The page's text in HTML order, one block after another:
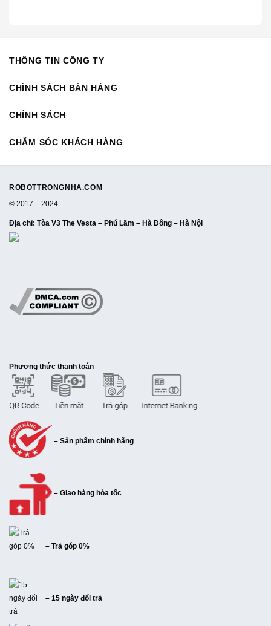
THÔNG TIN CÔNG TY
CHÍNH SÁCH BÁN HÀNG
CHÍNH SÁCH
CHĂM SÓC KHÁCH HÀNG
ROBOTTRONGNHA.COM
© 2017 – 2024
Địa chỉ: Tòa V3 The Vesta – Phú Lãm – Hà Đông – Hà Nội
Phương thức thanh toán
– Sản phẩm chính hãng
– Giao hàng hỏa tốc
– Trả góp 0%
– 15 ngày đổi trả